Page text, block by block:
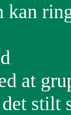
kan
at
stilt